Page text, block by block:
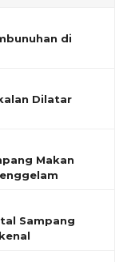
di
Dilatar
Makan
Sampang